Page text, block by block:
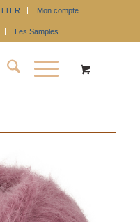
Mon compte
Les Samples